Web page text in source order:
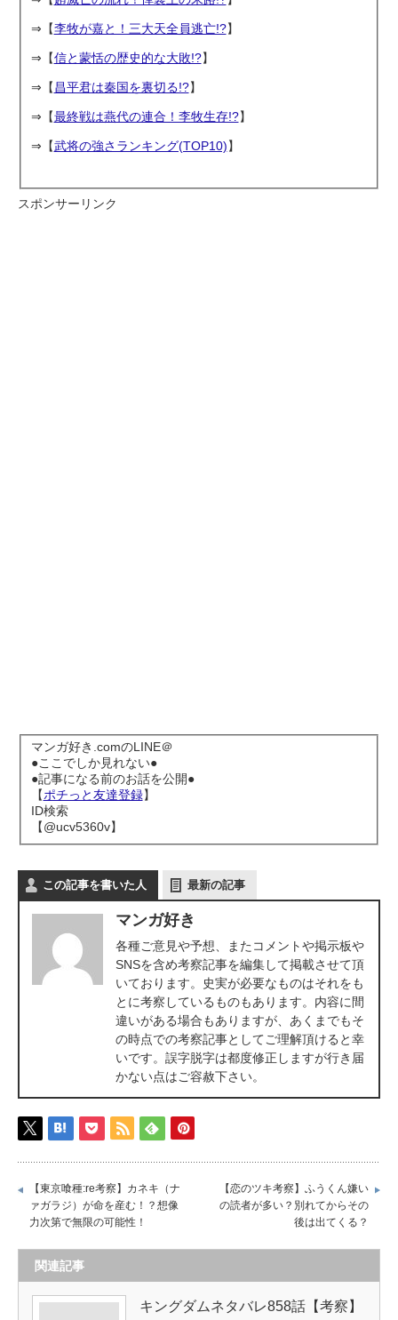
⇒【李牧が嘉と！三大天全員逃亡!?】
⇒【信と蒙恬の歴史的な大敗!?】
⇒【昌平君は秦国を裏切る!?】
⇒【最終戦は燕代の連合！李牧生存!?】
⇒【武将の強さランキング(TOP10)】
スポンサーリンク
マンガ好き.comのLINE＠
●ここでしか見れない●
●記事になる前のお話を公開●
【ポチっと友達登録】
ID検索
【@ucv5360v】
この記事を書いた人 最新の記事
マンガ好き
各種ご意見や予想、またコメントや掲示板や
SNSを含め考察記事を編集して掲載させて頂
いております。史実が必要なものはそれをも
とに考察しているものもあります。内容に間
違いがある場合もありますが、あくまでもそ
の時点での考察記事としてご理解頂けると幸
いです。誤字脱字は都度修正しますが行き届
かない点はご容赦下さい。
【東京喰種:re考察】カネキ（ナ
ァガラジ）が命を産む！？想像
力次第で無限の可能性！
【恋のツキ考察】ふうくん嫌い
の読者が多い？別れてからその
後は出てくる？
関連記事
キングダムネタバレ858話【考察】